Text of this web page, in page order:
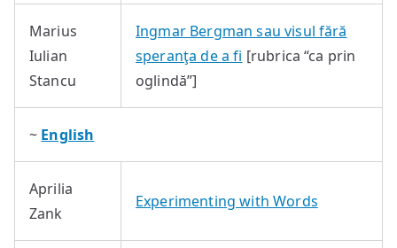
Marius
Iulian
Stancu
Ingmar Bergman sau visul fără
speranţa de a fi [rubrica “ca prin
oglindă”]
~ English
Aprilia
Zank
Experimenting with Words